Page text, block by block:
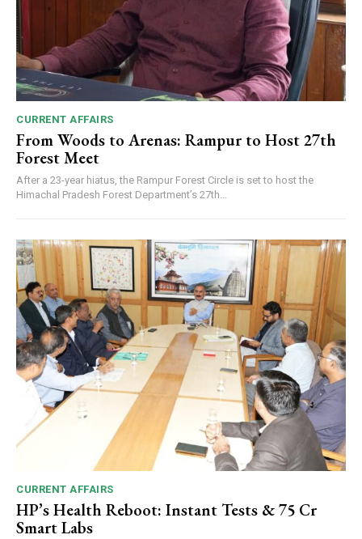
CURRENT AFFAIRS
From Woods to Arenas: Rampur to Host 27th
Forest Meet
After a 23-year hiatus, the Rampur Forest Circle is set to host the
Himachal Pradesh Forest Department’s 27th...
CURRENT AFFAIRS
HP’s Health Reboot: Instant Tests & ₹75 Cr
Smart Labs